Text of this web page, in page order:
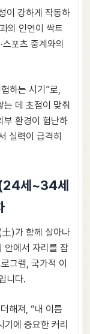
이 강하게 작동하
의 인연이 싹트
포츠 중계와의
하는 시기”로,
데 초점이 맞춰
부 환경이 험난하
실력이 급격히
세~34세
)가 함께 살아나
안에서 자리를 잡
그램, 국가적 이
니다.
해져, “내 이름
에 중요한 커리